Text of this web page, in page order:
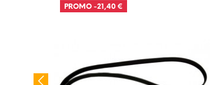
PROMO -21,40 €